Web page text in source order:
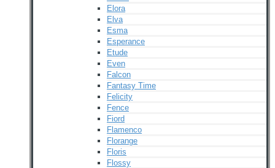
Elora
Elva
Esma
Esperance
Etude
Even
Falcon
Fantasy Time
Felicity
Fence
Fiord
Flamenco
Florange
Floris
Flossy